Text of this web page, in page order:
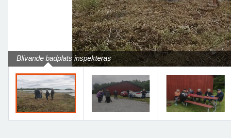
Blivande badplats inspekteras